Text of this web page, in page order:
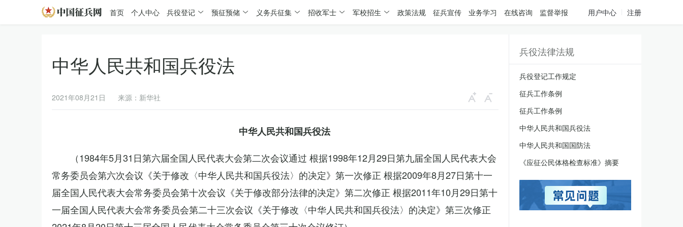
首页 个人中心 兵役登记 预征预储 义务兵征集 招收军士 军校招生 政策法规 征兵宣传 业务学习 在线咨询 监督举报 用户中心 注册
中华人民共和国兵役法
2021年08月21日 来源：新华社
中华人民共和国兵役法
（1984年5月31日第六届全国人民代表大会第二次会议通过 根据1998年12月29日第九届全国人民代表大会
常务委员会第六次会议《关于修改〈中华人民共和国兵役法〉的决定》第一次修正 根据2009年8月27日第十一
届全国人民代表大会常务委员会第十次会议《关于修改部分法律的决定》第二次修正 根据2011年10月29日第十
一届全国人民代表大会常务委员会第二十三次会议《关于修改〈中华人民共和国兵役法〉的决定》第三次修正
兵役法律法规
兵役登记工作规定
征兵工作条例
征兵工作条例
中华人民共和国兵役法
中华人民共和国国防法
《应征公民体格检查标准》摘要